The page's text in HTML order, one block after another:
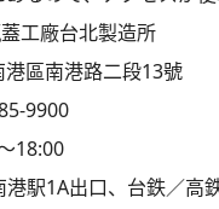
工廠台北製造所
區南港路二段13號
9900
18:00
駅1A出口、台鉄／高